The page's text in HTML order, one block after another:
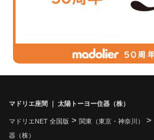
マドリエ座間 ｜ 太陽トーヨー住器（株）
マドリエNET 全国版 > 関東（東京・神奈川） >
器（株）